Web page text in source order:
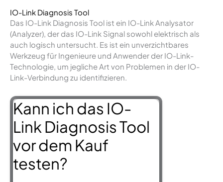
IO-Link Diagnosis Tool
Das IO-Link Diagnosis Tool ist ein IO-Link Analysator
(Analyzer), der das IO-Link Signal sowohl elektrisch als
auch logisch untersucht. Es ist ein unverzichtbares
Werkzeug für Ingenieure und Anwender der IO-Link-
Technologie, um jegliche Art von Problemen in der IO-
Link-Verbindung zu identifizieren.
Kann ich das IO-
Link Diagnosis Tool
vor dem Kauf
testen?